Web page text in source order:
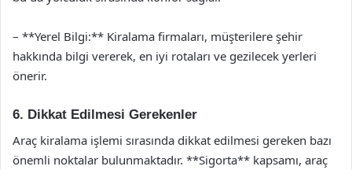
– **Yerel Bilgi:** Kiralama firmaları, müşterilere şehir
hakkında bilgi vererek, en iyi rotaları ve gezilecek yerleri
önerir.
6. Dikkat Edilmesi Gerekenler
Araç kiralama işlemi sırasında dikkat edilmesi gereken bazı
önemli noktalar bulunmaktadır. **Sigorta** kapsamı, araç